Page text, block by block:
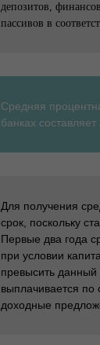
депозитов,
пассивов в
Средняя
банках
Для получения
срок, поскольку
Первые два года
при условии
превысить данный
выплачивается по
доходные